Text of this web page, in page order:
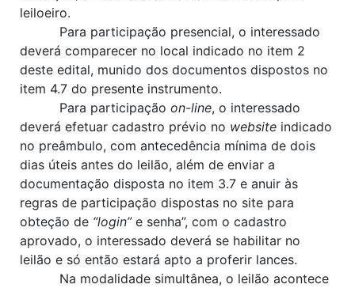
leiloeiro.
Para participação presencial, o interessado
deverá comparecer no local indicado no item 2
deste edital, munido dos documentos dispostos no
item 4.7 do presente instrumento.
Para participação on-line, o interessado
deverá efetuar cadastro prévio no website indicado
no preâmbulo, com antecedência mínima de dois
dias úteis antes do leilão, além de enviar a
documentação disposta no item 3.7 e anuir às
regras de participação dispostas no site para
obteção de “login”e senha”, com o cadastro
aprovado, o interessado deverá se habilitar no
leilão e só então estará apto a proferir lances.
Na modalidade simultânea, o leilão acontece